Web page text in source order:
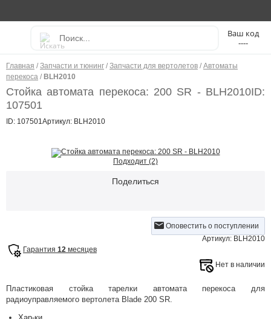
----
Главная / Запчасти и тюнинг / Запчасти для вертолетов / Автоматы
перекоса / BLH2010
Стойка автомата перекоса: 200 SR - BLH2010ID:
107501
ID: 107501Артикул: BLH2010
Подходит (2)
Поделиться
Оповестить о поступлении
Артикул: BLH2010
Гарантия 12 месяцев
Нет в наличии
Пластиковая стойка тарелки автомата перекоса для
радиоуправляемого вертолета Blade 200 SR.